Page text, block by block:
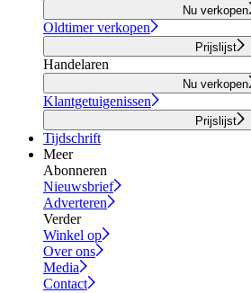
Nu verkopen
Oldtimer verkopen
Prijslijst
Handelaren
Nu verkopen
Klantgetuigenissen
Prijslijst
Tijdschrift
Meer
Abonneren
Nieuwsbrief
Adverteren
Verder
Winkel op
Over ons
Media
Contact